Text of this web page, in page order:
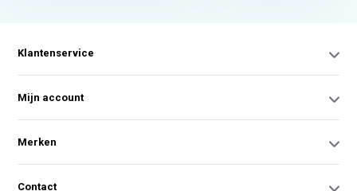
Klantenservice
Mijn account
Merken
Contact